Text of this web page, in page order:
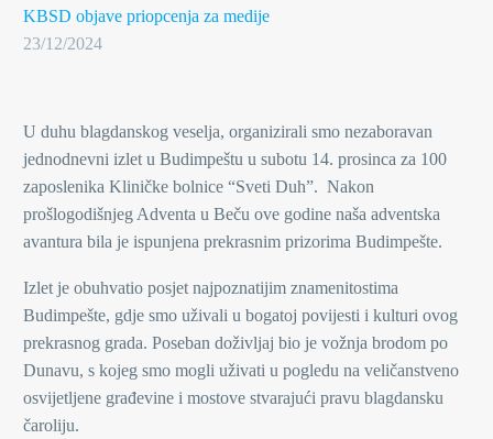
KBSD objave priopcenja za medije
23/12/2024
U duhu blagdanskog veselja, organizirali smo nezaboravan
jednodnevni izlet u Budimpeštu u subotu 14. prosinca za 100
zaposlenika Kliničke bolnice “Sveti Duh”. Nakon
prošlogodišnjeg Adventa u Beču ove godine naša adventska
avantura bila je ispunjena prekrasnim prizorima Budimpešte.
Izlet je obuhvatio posjet najpoznatijim znamenitostima
Budimpešte, gdje smo uživali u bogatoj povijesti i kulturi ovog
prekrasnog grada. Poseban doživljaj bio je vožnja brodom po
Dunavu, s kojeg smo mogli uživati u pogledu na veličanstveno
osvijetljene građevine i mostove stvarajući pravu blagdansku
čaroliju.